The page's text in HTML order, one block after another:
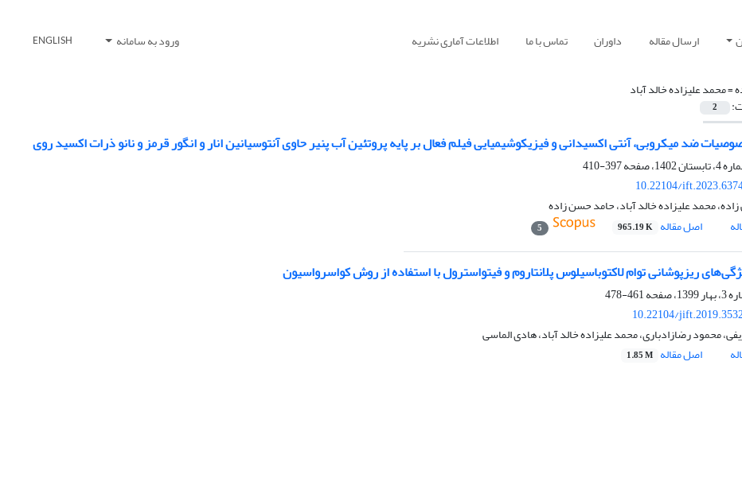
ارسال مقاله داوران تماس با ما اطلاعات آماری نشریه ورود به سامانه ENGLISH
=محمد علیزاده خالد آباد
2
ضد میکروبی، آنتی اکسیدانی و فیزیکوشیمیایی فیلم فعال بر پایه پروتئین آب پنیر حاوی آنتوسیانین انار و انگور قرمز و نانو ذرات اکسید روی
397-410
10.22104/
زاده، محمد علیزاده خالد آباد، حامد حسن زاده
اصل مقاله 965.19 K
5
ریزپوشانی توام لاکتوباسیلوس پلانتاروم و فیتواسترول با استفاده از روش کواسرواسیون
461-478
10.22104/
محمود رضازادباری، محمد علیزاده خالد آباد، هادی الماسی
اصل مقاله 1.85 M